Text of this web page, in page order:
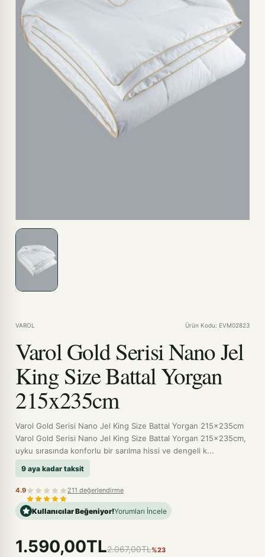
VAROL Ürün Kodu: EVM02823
Varol Gold Serisi Nano Jel
King Size Battal Yorgan
215x235cm
Varol Gold Serisi Nano Jel King Size Battal Yorgan 215x235cm
Varol Gold Serisi Nano Jel King Size Battal Yorgan 215x235cm,
uyku sırasında konforlu bir sarılma hissi ve dengeli k...
9 aya kadar taksit
4.9 211 değerlendirme
Kullanıcılar Beğeniyor!Yorumları İncele
1.590,00TL2.067,00TL%23